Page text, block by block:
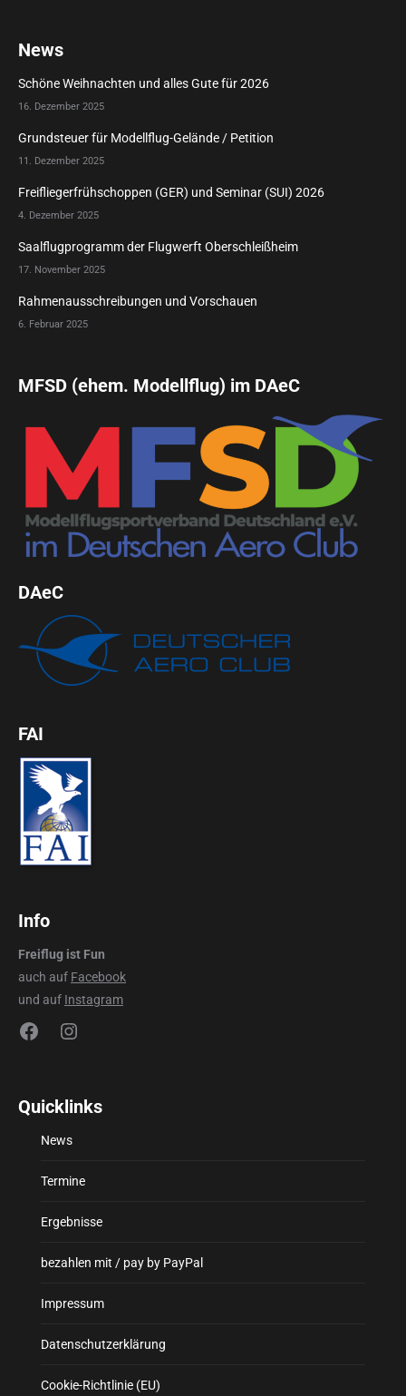
News
Schöne Weihnachten und alles Gute für 2026
16. Dezember 2025
Grundsteuer für Modellflug-Gelände / Petition
11. Dezember 2025
Freifliegerfrühschoppen (GER) und Seminar (SUI) 2026
4. Dezember 2025
Saalflugprogramm der Flugwerft Oberschleißheim
17. November 2025
Rahmenausschreibungen und Vorschauen
6. Februar 2025
MFSD (ehem. Modellflug) im DAeC
DAeC
FAI
Info
Freiflug ist Fun
auch auf Facebook
und auf Instagram
FacebookInstagram
Quicklinks
News
Termine
Ergebnisse
bezahlen mit / pay by PayPal
Impressum
Datenschutzerklärung
Cookie-Richtlinie (EU)